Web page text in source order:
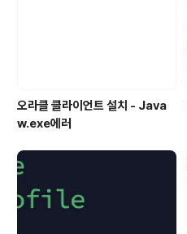
오라클 클라이언트 설치 - Java
w.exe에러